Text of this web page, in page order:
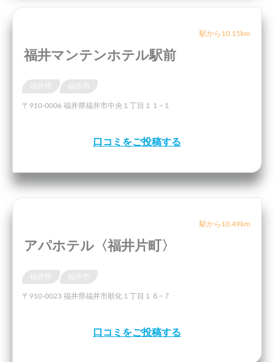
駅から10.15km
福井マンテンホテル駅前
〒910-0006 福井県福井市中央１丁目１１−１
口コミをご投稿する
駅から10.49km
アパホテル〈福井片町〉
〒910-0023 福井県福井市順化１丁目１６−７
口コミをご投稿する